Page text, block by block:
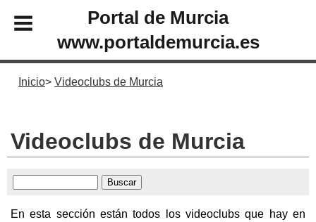
Portal de Murcia
www.portaldemurcia.es
Inicio Videoclubs de Murcia
Videoclubs de Murcia
En esta sección están todos los videoclubs que hay en